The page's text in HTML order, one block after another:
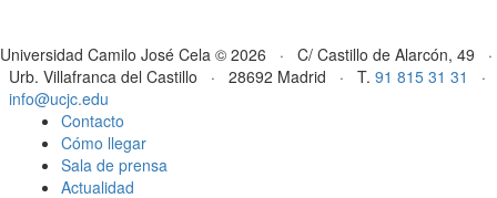
Universidad Camilo José Cela © 2026 · C/ Castillo de Alarcón, 49 ·
Urb. Villafranca del Castillo · 28692 Madrid · T. 91 815 31 31
·
info@ucjc.edu
Contacto
Cómo llegar
Sala de prensa
Actualidad